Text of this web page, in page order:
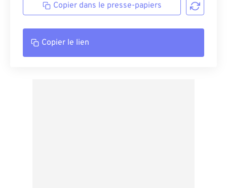
Copier dans le presse-papiers
Copier le lien